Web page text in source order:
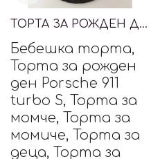
ТОРТА ЗА РОЖДЕН ДЕН PORSCHE
Бебешка торта,
Торта за рожден
ден Porsche 911
turbo S, Торта за
момче, Торта за
момиче, Торта за
деца, Торта за